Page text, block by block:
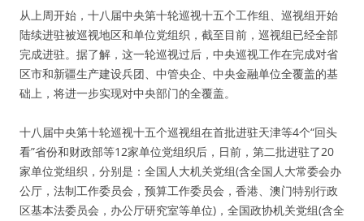
从上周开始，十八届中央第十轮巡视十五个工作组、巡视组开始
陆续进驻被巡视地区和单位党组织，截至目前，巡视组已经全部
完成进驻。据了解，这一轮巡视过后，中央巡视工作在完成对省
区市和新疆生产建设兵团、中管央企、中央金融单位全覆盖的基
础上，将进一步实现对中央部门的全覆盖。
十八届中央第十轮巡视十五个巡视组在首批进驻天津等4个“回头
看”省份和财政部等12家单位党组织后，日前，第二批进驻了20
家单位党组织，分别是：全国人大机关党组(含全国人大常委会办
公厅，法制工作委员会，预算工作委员会，香港、澳门特别行政
区基本法委员会，办公厅研究室等单位)，全国政协机关党组(含全